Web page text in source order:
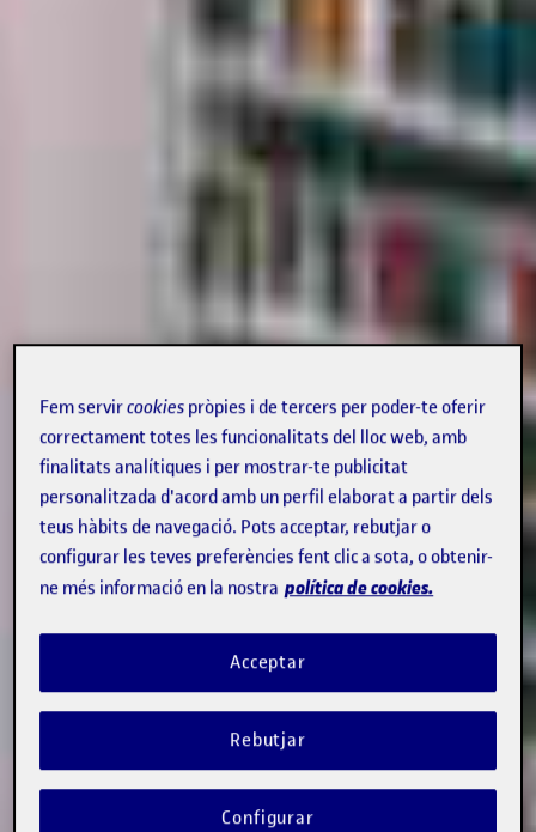
Fem servircookies pròpies i de tercers per poder-te oferir
correctament totes les funcionalitats del lloc web, amb
finalitats analítiques i per mostrar-te publicitat
personalitzada d'acord amb un perfil elaborat a partir dels
teus hàbits de navegació. Pots acceptar, rebutjar o
configurar les teves preferències fent clic a sota, o obtenir-
ne més informació en la nostra política de cookies.
Rebutjar
Acceptar
Configurar